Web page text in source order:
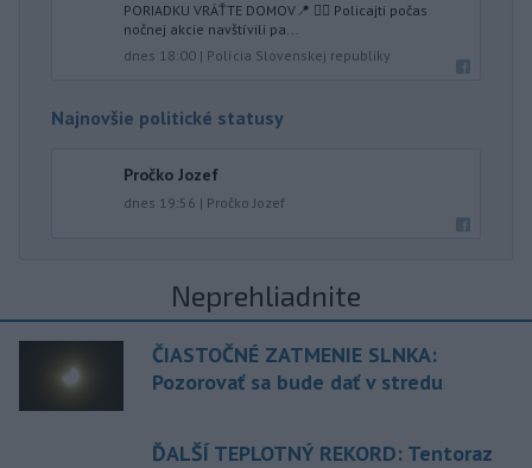
PORIADKU VRÁŤTE DOMOV📍 👮‍♂️ Policajti počas
nočnej akcie navštívili pa...
dnes 18:00 | Polícia Slovenskej republiky
Najnovšie politické statusy
Pročko Jozef
dnes 19:56 | Pročko Jozef
Neprehliadnite
ČIASTOČNÉ ZATMENIE SLNKA:
Pozorovať sa bude dať v stredu
ĎALŠÍ TEPLOTNÝ REKORD: Tentoraz